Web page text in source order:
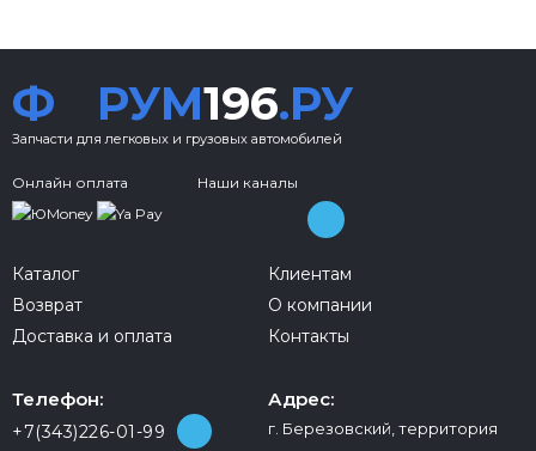
Ф РУМ196.РУ
Запчасти для легковых и грузовых автомобилей
Онлайн оплата Наши каналы
Каталог
Возврат
Доставка и оплата
Клиентам
О компании
Контакты
Телефон:
+7(343)226-01-99
Адрес:
г. Березовский, территория